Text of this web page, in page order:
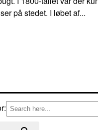
på stedet. I løbet af...